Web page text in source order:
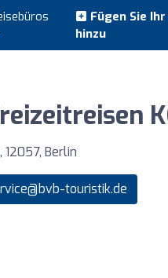
Fügen Sie
hinzu
12057, Berlin
touristik.de